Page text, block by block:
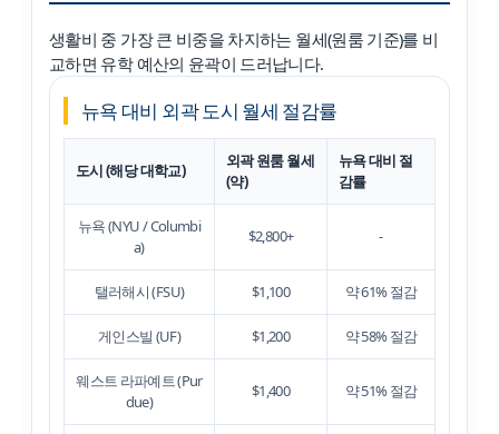
생활비 중 가장 큰 비중을 차지하는 월세(원룸 기준)를 비
교하면 유학 예산의 윤곽이 드러납니다.
뉴욕 대비 외곽 도시 월세 절감률
도시 (해당 대학교)
외곽 원룸 월세
(약)
뉴욕 대비 절
감률
뉴욕 (NYU / Columbi
a)
$2,800+ -
탤러해시 (FSU) $1,100 약 61% 절감
게인스빌 (UF) $1,200 약 58% 절감
웨스트 라파예트 (Pur
due)
$1,400 약 51% 절감